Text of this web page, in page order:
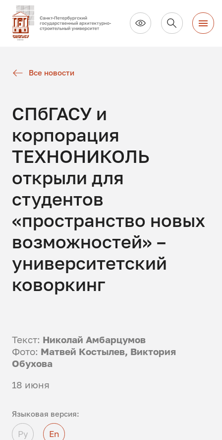
Все новости
СПбГАСУ и
корпорация
ТЕХНОНИКОЛЬ
открыли для
студентов
«пространство новых
возможностей» –
университетский
коворкинг
Текст: Николай Амбарцумов
Фото: Матвей Костылев, Виктория
Обухова
18 июня
Языковая версия:
Ру En